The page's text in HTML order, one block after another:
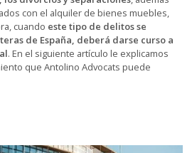
con el alquiler de bienes muebles,
cuando este tipo de delitos se
de España, deberá darse curso a
. En el siguiente artículo le explicamos
que Antolino Advocats puede